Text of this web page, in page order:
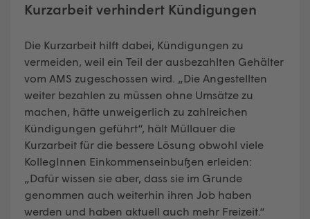
Kurzarbeit verhindert Kündigungen
Die Kurzarbeit hilft dabei, Kündigungen zu
vermeiden, weil ein Teil der ausbezahlten Gehälter
vom AMS zugeschossen wird. „Die Angestellten
weiter bezahlen zu müssen ohne Umsätze zu
machen, hätte unweigerlich zu zahlreichen
Kündigungen geführt“, hält Müllauer die
Kurzarbeit für die bessere Lösung obwohl viele
KollegInnen Einkommenseinbußen erleiden:
„Dafür wissen sie aber, dass sie im Grunde
genommen auch weiterhin ihren Job haben
werden und haben aktuell auch mehr Freizeit.“